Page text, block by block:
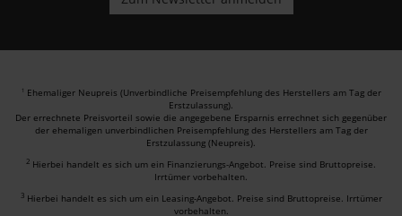
1 Ehemaliger Neupreis (Unverbindliche Preisempfehlung des Herstellers am Tag der
Erstzulassung).
Der errechnete Preisvorteil sowie die angegebene Ersparnis errechnet sich gegenüber
der ehemaligen unverbindlichen Preisempfehlung des Herstellers am Tag der
Erstzulassung (Neupreis).
2 Hierbei handelt es sich um ein Finanzierungs-Angebot. Preise sind Bruttopreise.
Irrtümer vorbehalten.
3 Hierbei handelt es sich um ein Leasing-Angebot. Preise sind Bruttopreise. Irrtümer
vorbehalten.